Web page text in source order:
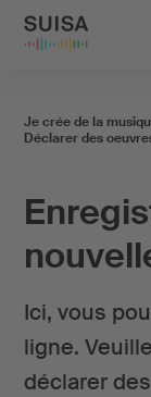
Ici, vous
ligne.
déclarer
Je crée de la
Déclarer des